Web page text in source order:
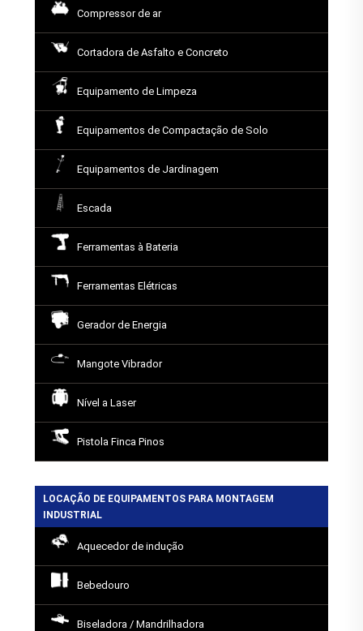
Compressor de ar
Cortadora de Asfalto e Concreto
Equipamento de Limpeza
Equipamentos de Compactação de Solo
Equipamentos de Jardinagem
Escada
Ferramentas à Bateria
Ferramentas Elétricas
Gerador de Energia
Mangote Vibrador
Nível a Laser
Pistola Finca Pinos
LOCAÇÃO DE EQUIPAMENTOS PARA MONTAGEM
INDUSTRIAL
Aquecedor de indução
Bebedouro
Biseladora / Mandrilhadora